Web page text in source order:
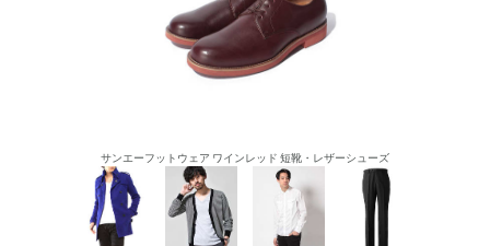
サンエーフットウェア ワインレッド 短靴・レザーシューズ